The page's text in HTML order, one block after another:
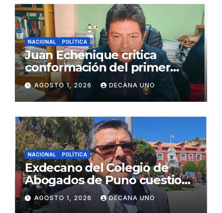
NACIONAL POLÍTICA
Juan Echenique critica
conformación del primer
gabinete ministerial de Keiko
Fujimori
AGOSTO 1, 2026 DECANA UNO
NACIONAL POLÍTICA
Exdecano del Colegio de
Abogados de Puno cuestiona
propuestas sobre seguridad
ciudadana
AGOSTO 1, 2026 DECANA UNO